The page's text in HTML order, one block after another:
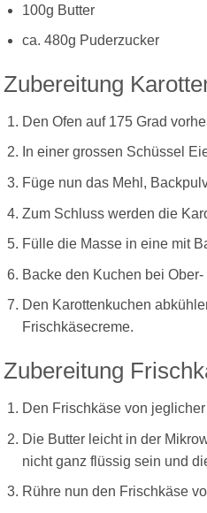
100g Butter
ca. 480g Puderzucker
Zubereitung
Den Ofen auf 175 Grad
In einer grossen Schüssel
Füge nun das Mehl,
Zum Schluss werden die
Fülle die Masse in eine mit
Backe den Kuchen bei
Den Karottenkuchen
Frischkäsecreme.
Zubereitung
Den Frischkäse von
Die Butter leicht in der
nicht ganz flüssig sein und
Rühre nun den Frischkäse